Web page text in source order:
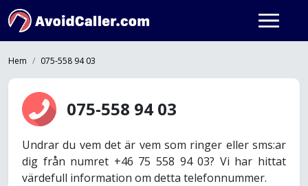
Hem 075-558 94 03
075-558 94 03
Undrar du vem det är vem som ringer eller sms:ar
dig från numret +46 75 558 94 03? Vi har hittat
värdefull information om detta telefonnummer.